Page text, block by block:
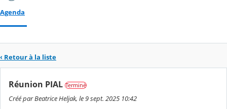
Agenda
‹ Retour à la liste
Réunion PIAL Terminé
Créé par Beatrice Heljak, le 9 sept. 2025 10:42